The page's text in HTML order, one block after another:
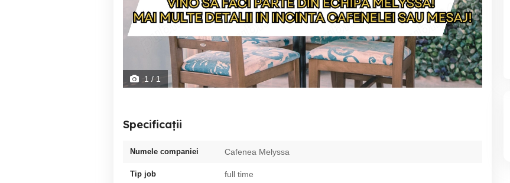
1 / 1
Specificații
Numele companiei Cafenea Melyssa
Tip job full time